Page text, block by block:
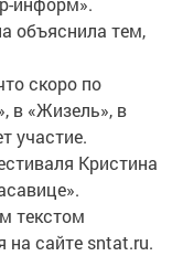
объяснила тем,
скоро по
в «Жизель», в
участие.
Кристина
текстом
на сайте sntat.ru.